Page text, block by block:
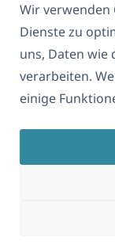
Wir verwenden
Dienste zu
uns, Daten wie
verarbeiten.
einige